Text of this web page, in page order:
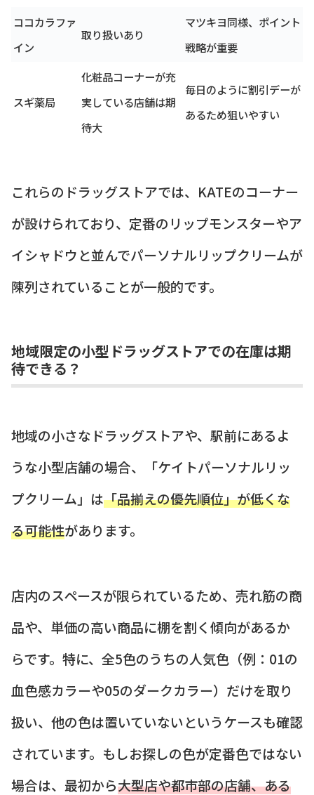
ココカラファ
イン
取り扱いあり
マツキヨ同様、ポイント
戦略が重要
スギ薬局
化粧品コーナーが充
実している店舗は期
待大
毎日のように割引デーが
あるため狙いやすい
これらのドラッグストアでは、KATEのコーナー
が設けられており、定番のリップモンスターやア
イシャドウと並んでパーソナルリップクリームが
陳列されていることが一般的です。
地域限定の小型ドラッグストアでの在庫は期
待できる？
地域の小さなドラッグストアや、駅前にあるよ
うな小型店舗の場合、「ケイトパーソナルリッ
プクリーム」は「品揃えの優先順位」が低くな
る可能性があります。
店内のスペースが限られているため、売れ筋の商
品や、単価の高い商品に棚を割く傾向があるか
らです。特に、全5色のうちの人気色（例：01の
血色感カラーや05のダークカラー）だけを取り
扱い、他の色は置いていないというケースも確認
されています。もしお探しの色が定番色ではない
場合は、最初から大型店や都市部の店舗、ある